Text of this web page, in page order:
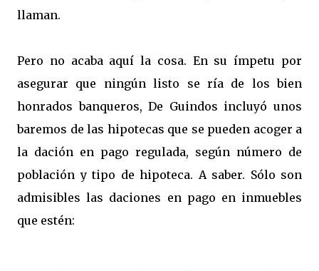
llaman.
Pero no acaba aquí la cosa. En su ímpetu por
asegurar que ningún listo se ría de los bien
honrados banqueros, De Guindos incluyó unos
baremos de las hipotecas que se pueden acoger a
la dación en pago regulada, según número de
población y tipo de hipoteca. A saber. Sólo son
admisibles las daciones en pago en inmuebles
que estén: